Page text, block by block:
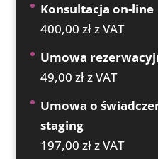
Konsultacja on-line
400,00 złz VAT
Umowa
49,00 złz VAT
Umowa o
staging
197,00 złz VAT